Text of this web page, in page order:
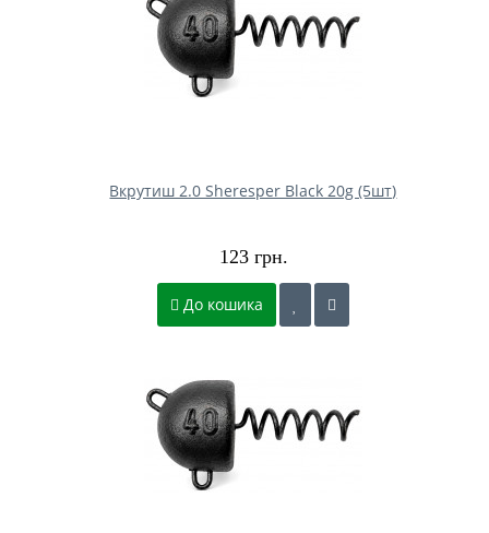
Вкрутиш 2.0 Sheresper Black 20g (5шт)
123 грн.
До кошика